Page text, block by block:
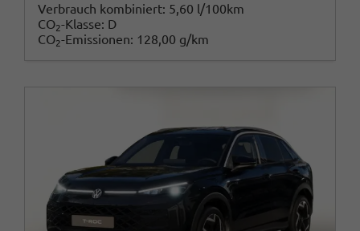
Verbrauch kombiniert: 5,60 l/100km
CO2-Klasse: D
CO2-Emissionen: 128,00 g/km